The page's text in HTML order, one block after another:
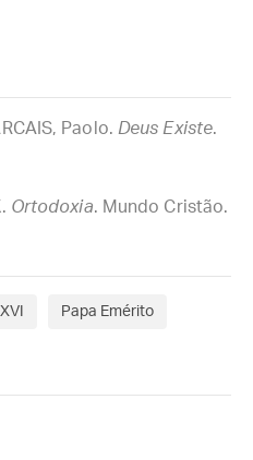
Paolo. Deus Existe.
Ortodoxia. Mundo Cristão.
Papa Emérito